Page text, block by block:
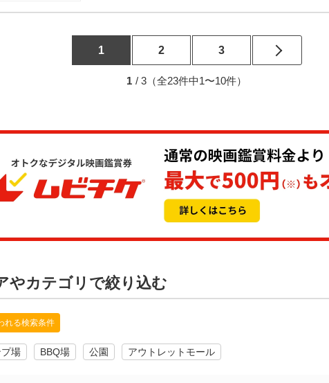
1 2 3
1 / 3（全23件中1〜10件）
やカテゴリで絞り込む
れる検索条件
場 BBQ場 公園 アウトレットモール